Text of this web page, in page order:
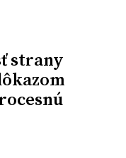
strany